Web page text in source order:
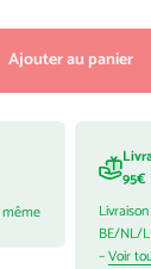
Ajouter au panier
95€
BE/NL/
–Voir